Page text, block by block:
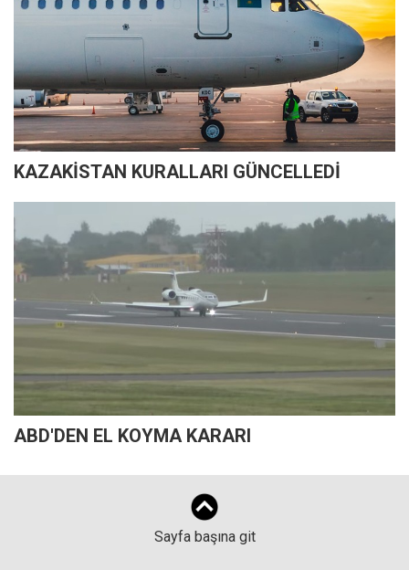
KAZAKİSTAN KURALLARI GÜNCELLEDİ
ABD'DEN EL KOYMA KARARI
Sayfa başına git